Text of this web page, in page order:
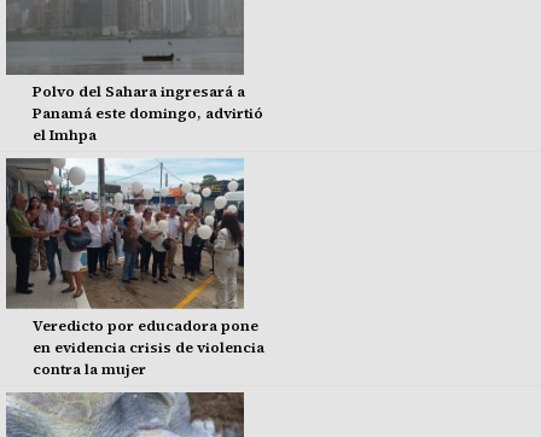
Polvo del Sahara ingresará a
Panamá este domingo, advirtió
el Imhpa
Veredicto por educadora pone
en evidencia crisis de violencia
contra la mujer